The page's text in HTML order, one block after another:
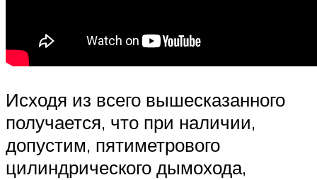
Исходя из всего вышесказанного
получается, что при наличии,
допустим, пятиметрового
цилиндрического дымохода,